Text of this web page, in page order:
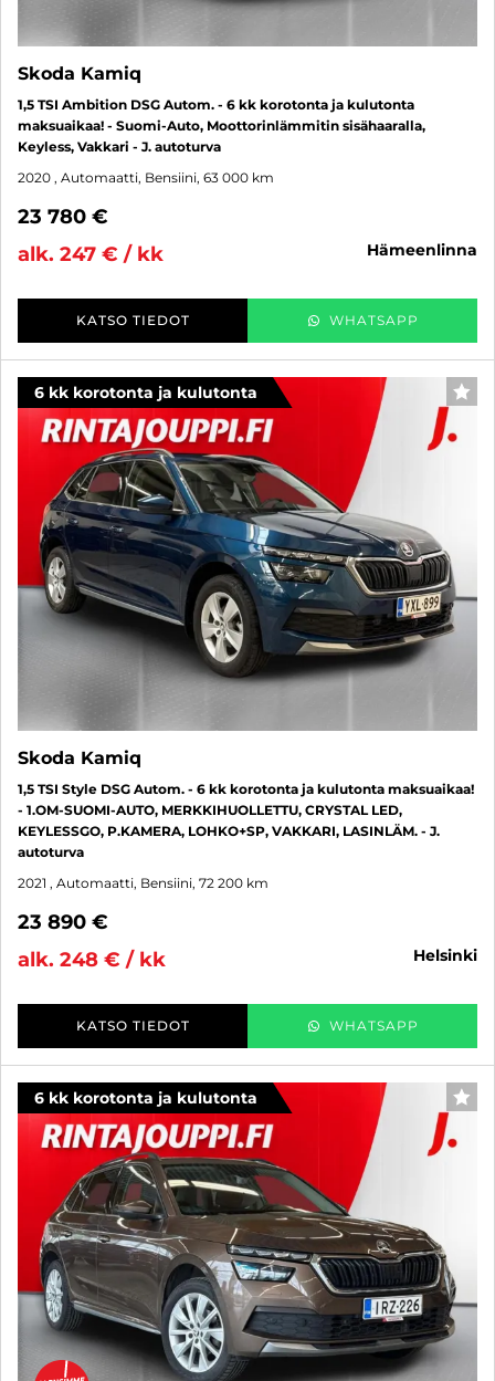
Skoda Kamiq
1,5 TSI Ambition DSG Autom. - 6 kk korotonta ja kulutonta
maksuaikaa! - Suomi-Auto, Moottorinlämmitin sisähaaralla,
Keyless, Vakkari - J. autoturva
2020 , Automaatti, Bensiini, 63 000 km
23 780 €
alk. 247 € / kk
hämeenlinna
KATSO TIEDOT WHATSAPP
6 kk korotonta ja kulutonta
Skoda Kamiq
1,5 TSI Style DSG Autom. - 6 kk korotonta ja kulutonta maksuaikaa!
- 1.OM-SUOMI-AUTO, MERKKIHUOLLETTU, CRYSTAL LED,
KEYLESSGO, P.KAMERA, LOHKO+SP, VAKKARI, LASINLÄM. - J.
autoturva
2021 , Automaatti, Bensiini, 72 200 km
23 890 €
alk. 248 € / kk
helsinki
KATSO TIEDOT WHATSAPP
6 kk korotonta ja kulutonta